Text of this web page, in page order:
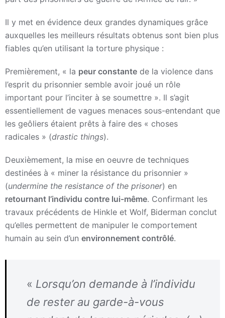
Il y met en évidence deux grandes dynamiques grâce
auxquelles les meilleurs résultats obtenus sont bien plus
fiables qu’en utilisant la torture physique :
Premièrement, « la peur constante de la violence dans
l’esprit du prisonnier semble avoir joué un rôle
important pour l’inciter à se soumettre ». Il s’agit
essentiellement de vagues menaces sous-entendant que
les geôliers étaient prêts à faire des « choses
radicales » (drastic things).
Deuxièmement, la mise en oeuvre de techniques
destinées à « miner la résistance du prisonnier »
(undermine the resistance of the prisoner) en
retournant l’individu contre lui-même. Confirmant les
travaux précédents de Hinkle et Wolf, Biderman conclut
qu’elles permettent de manipuler le comportement
humain au sein d’un environnement contrôlé.
« Lorsqu’on demande à l’individu
de rester au garde-à-vous